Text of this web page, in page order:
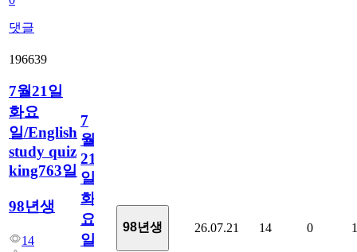
댓글
196639
7월21일
화요
일/English
study quiz
king763일
98년생
14
7
월
21
일
화
요
일/English
98년생 26.07.21 14 0 1